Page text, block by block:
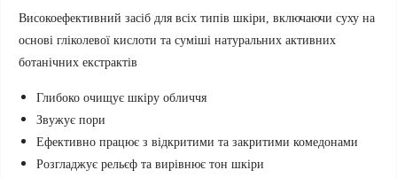
Високоефективний засіб для всіх типів шкіри, включаючи суху на
основі гліколевої кислоти та суміші натуральних активних
ботанічних екстрактів
Глибоко очищує шкіру обличчя
Звужує пори
Ефективно працює з відкритими та закритими комедонами
Розгладжує рельєф та вирівнює тон шкіри